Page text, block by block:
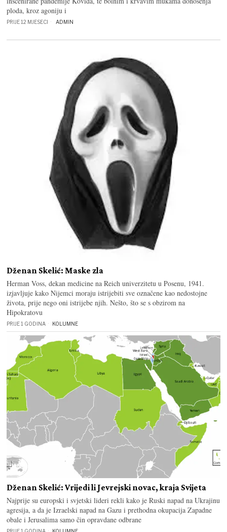
ploda, kroz agoniju i
PRIJE 12 MJESECI ADMIN
Dženan Skelić: Maske zla
Herman Voss, dekan medicine na Reich univerzitetu u Posenu, 1941.
izjavljuje kako Nijemci moraju istrijebiti sve označene kao nedostojne
života, prije nego oni istrijebe njih. Nešto, što se s obzirom na
Hipokratovu
PRIJE 1 GODINA KOLUMNE
Dženan Skelić: Vrijedi li Jevrejski novac, kraja Svijeta
Najprije su europski i svjetski lideri rekli kako je Ruski napad na Ukrajinu
agresija, a da je Izraelski napad na Gazu i prethodna okupacija Zapadne
obale i Jerusalima samo čin opravdane odbrane